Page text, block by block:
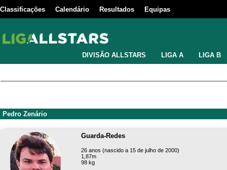
Classificações Calendário Resultados Equipas
DIVISÃO ALLSTARS LIGA A LIGA B
Pedro Zenário
Guarda-Redes
26 anos (nascido a 15 de julho de 2000)
1,87m
98 kg